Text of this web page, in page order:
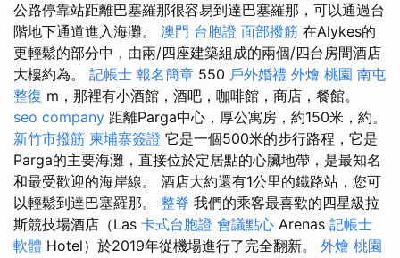
公路停靠站距離巴塞羅那很容易到達巴塞羅那，可以通過台
階地下通道進入海灘。 澳門 台胞證 面部撥筋 在Alykes的
更輕鬆的部分中，由兩/四座建築組成的兩個/四台房間酒店
大樓約為。 記帳士 報名簡章 550 戶外婚禮 外燴 桃園 南屯
整復 m，那裡有小酒館，酒吧，咖啡館，商店，餐館。
seo company 距離Parga中心，厚公寓房，約150米，約。
新竹市撥筋 柬埔寨簽證 它是一個500米的步行路程，它是
Parga的主要海灘，直接位於定居點的心臟地帶，是最知名
和最受歡迎的海岸線。 酒店大約還有1公里的鐵路站，您可
以輕鬆到達巴塞羅那。 整脊 我們的乘客最喜歡的四星級拉
斯競技場酒店（Las 卡式台胞證 會議點心 Arenas 記帳士
軟體 Hotel）於2019年從機場進行了完全翻新。 外燴 桃園